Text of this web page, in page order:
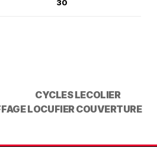
30
CYCLES LECOLIER
LOCUFIER COUVERTURE